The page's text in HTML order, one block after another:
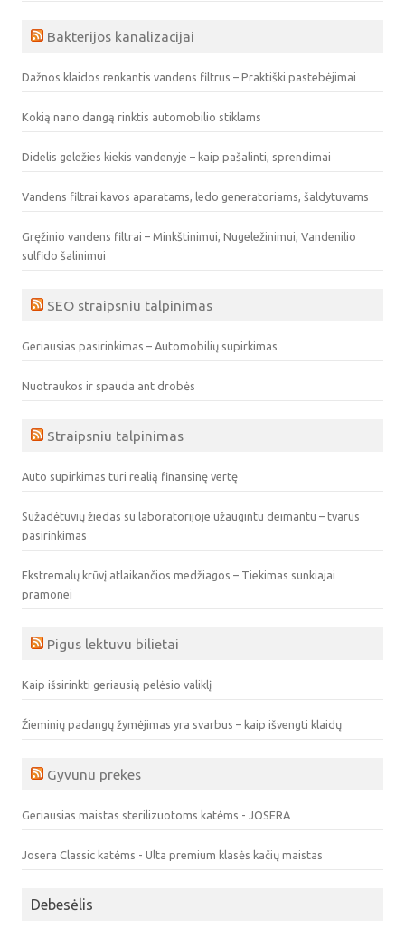
Bakterijos kanalizacijai
Dažnos klaidos renkantis vandens filtrus – Praktiški pastebėjimai
Kokią nano dangą rinktis automobilio stiklams
Didelis geležies kiekis vandenyje – kaip pašalinti, sprendimai
Vandens filtrai kavos aparatams, ledo generatoriams, šaldytuvams
Gręžinio vandens filtrai – Minkštinimui, Nugeležinimui, Vandenilio
sulfido šalinimui
SEO straipsniu talpinimas
Geriausias pasirinkimas – Automobilių supirkimas
Nuotraukos ir spauda ant drobės
Straipsniu talpinimas
Auto supirkimas turi realią finansinę vertę
Sužadėtuvių žiedas su laboratorijoje užaugintu deimantu – tvarus
pasirinkimas
Ekstremalų krūvį atlaikančios medžiagos – Tiekimas sunkiajai
pramonei
Pigus lektuvu bilietai
Kaip išsirinkti geriausią pelėsio valiklį
Žieminių padangų žymėjimas yra svarbus – kaip išvengti klaidų
Gyvunu prekes
Geriausias maistas sterilizuotoms katėms - JOSERA
Josera Classic katėms - Ulta premium klasės kačių maistas
Debesėlis